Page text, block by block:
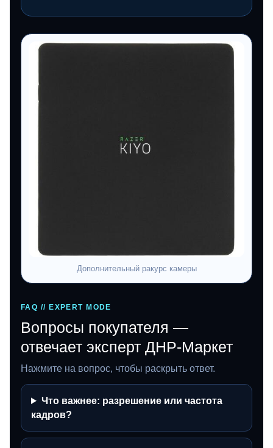
Дополнительный ракурс камеры
FAQ // EXPERT MODE
Вопросы покупателя —
отвечает эксперт ДНР-Маркет
Нажмите на вопрос, чтобы раскрыть ответ.
Что важнее: разрешение или частота
кадров?